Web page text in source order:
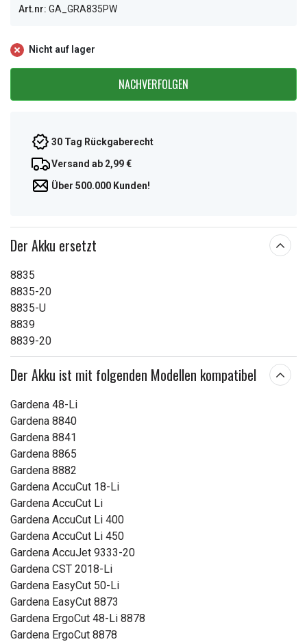
Art.nr: GA_GRA835PW
Nicht auf lager
NACHVERFOLGEN
30 Tag Rückgaberecht
Versand ab 2,99 €
Über 500.000 Kunden!
Der Akku ersetzt
8835
8835-20
8835-U
8839
8839-20
Der Akku ist mit folgenden Modellen kompatibel
Gardena 48-Li
Gardena 8840
Gardena 8841
Gardena 8865
Gardena 8882
Gardena AccuCut 18-Li
Gardena AccuCut Li
Gardena AccuCut Li 400
Gardena AccuCut Li 450
Gardena AccuJet 9333-20
Gardena CST 2018-Li
Gardena EasyCut 50-Li
Gardena EasyCut 8873
Gardena ErgoCut 48-Li 8878
Gardena ErgoCut 8878